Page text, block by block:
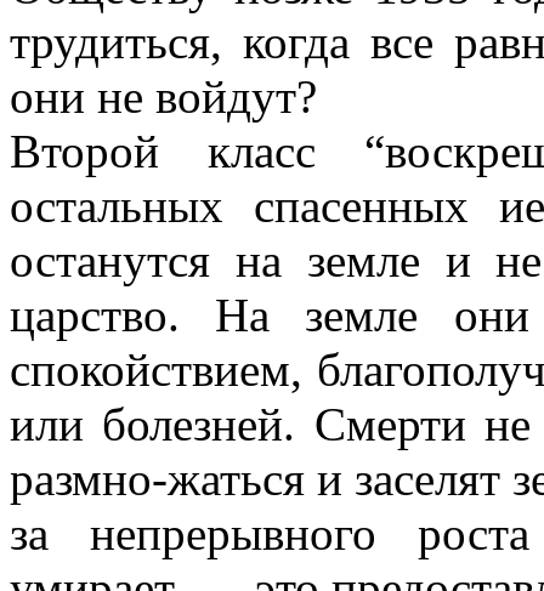
трудиться, когда все
они не войдут?
Второй класс
остальных спасенных
останутся на земле и
царство. На земле они
спокойствием,
или болезней. Смерти
размно-жаться и заселят
за непрерывного